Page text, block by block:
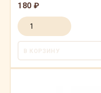
180 ₽
В КОРЗИНУ